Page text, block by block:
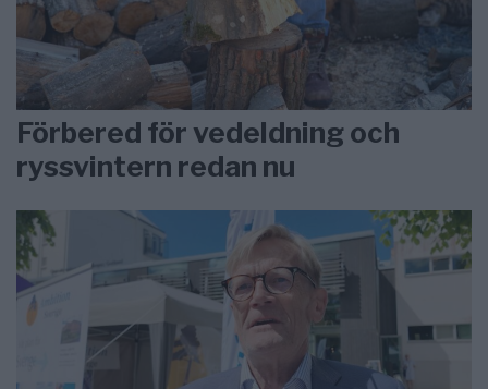
Förbered för vedeldning och
ryssvintern redan nu